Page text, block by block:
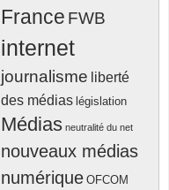
France FWB
internet
journalisme liberté
des médias législation
Médias neutralité du net
nouveaux médias
numérique OFCOM